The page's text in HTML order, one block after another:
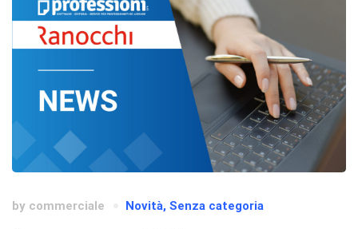
by commerciale Novità, Senza categoria